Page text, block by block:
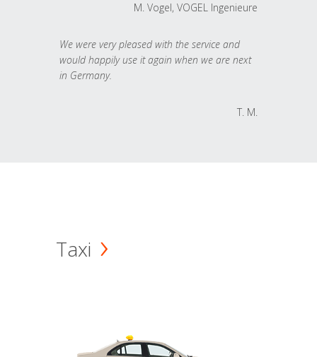
M. Vogel, VOGEL Ingenieure
We were very pleased with the service and
would happily use it again when we are next
in Germany.
T. M.
Taxi